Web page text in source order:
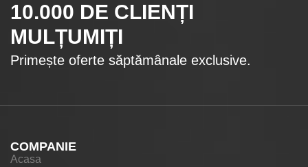
10.000 DE CLIENȚI
MULȚUMIȚI
Primește oferte săptămânale exclusive.
COMPANIE
Acasa